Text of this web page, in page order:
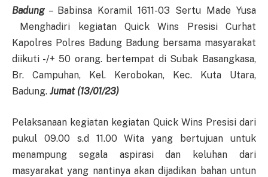
Badung– Babinsa Koramil 1611-03 Sertu Made Yusa
Menghadiri kegiatan Quick Wins Presisi Curhat
Kapolres Polres Badung Badung bersama masyarakat
diikuti -/+ 50 orang. bertempat di Subak Basangkasa,
Br. Campuhan, Kel. Kerobokan, Kec. Kuta Utara,
Badung. Jumat (13/01/23)
Pelaksanaan kegiatan kegiatan Quick Wins Presisi dari
pukul 09.00 s.d 11.00 Wita yang bertujuan untuk
menampung segala aspirasi dan keluhan dari
masyarakat yang nantinya akan dijadikan bahan untun